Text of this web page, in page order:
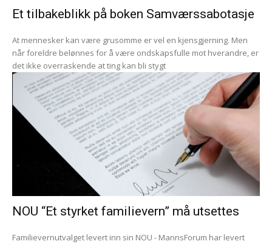
Et tilbakeblikk på boken Samværssabotasje
At mennesker kan være grusomme er vel en kjensgjerning. Men
når foreldre belønnes for å være ondskapsfulle mot hverandre, er
det ikke overraskende at ting kan bli stygt
NOU “Et styrket familievern” må utsettes
Familievernutvalget levert inn sin NOU - MannsForum har levert